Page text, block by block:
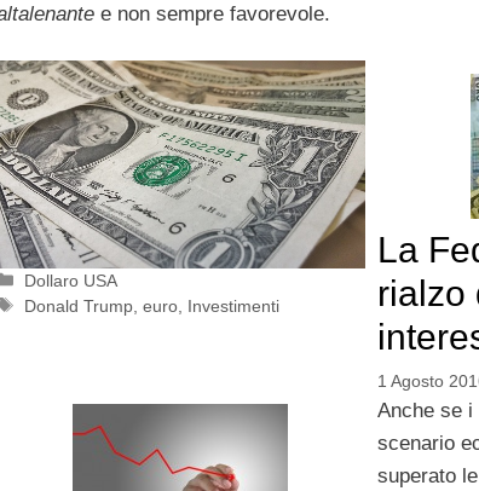
e non sempre favorevole.
Categorie
Dollaro USA
Tag
Donald Trump ,euro Investimenti
La
rialzo
1 Agosto
Anche se
scenario
superato